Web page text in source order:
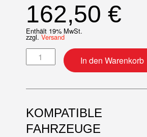
162,50 €
Enthält 19% MwSt.
zzgl. Versand
Motordichtsatz + Simmerringe
In den Warenkorb
KOMPATIBLE
FAHRZEUGE